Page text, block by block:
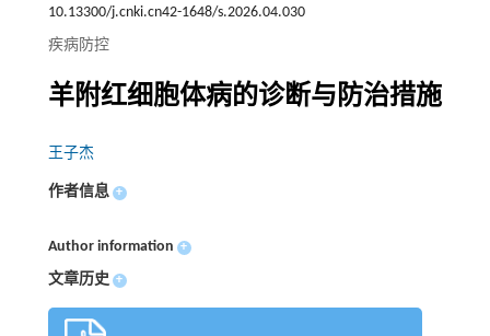
10.13300/j.cnki.cn42-1648/s.2026.04.030
疾病防控
羊附红细胞体病的诊断与防治措施
王子杰
作者信息 +
Author information +
文章历史 +